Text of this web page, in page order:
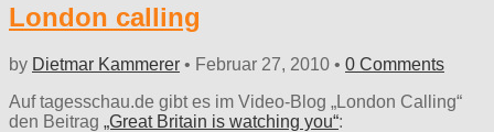
London calling
by Dietmar Kammerer • Februar 27, 2010 • 0 Comments
Auf tagesschau.de gibt es im Video-Blog „London Calling“
den Beitrag „Great Britain is watching you“: